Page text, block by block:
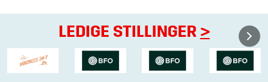
LEDIGE STILLINGER >